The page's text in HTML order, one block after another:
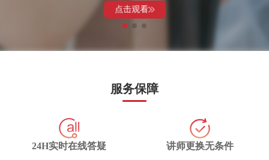
点击观看
服务保障
24H实时在线答疑 讲师更换无条件